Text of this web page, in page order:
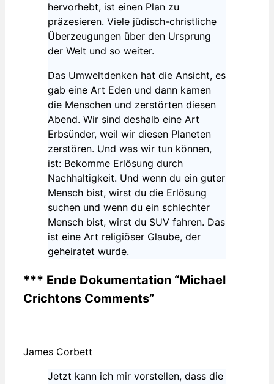
hervorhebt, ist einen Plan zu
präzesieren. Viele jüdisch-christliche
Überzeugungen über den Ursprung
der Welt und so weiter.
Das Umweltdenken hat die Ansicht, es
gab eine Art Eden und dann kamen
die Menschen und zerstörten diesen
Abend. Wir sind deshalb eine Art
Erbsünder, weil wir diesen Planeten
zerstören. Und was wir tun können,
ist: Bekomme Erlösung durch
Nachhaltigkeit. Und wenn du ein guter
Mensch bist, wirst du die Erlösung
suchen und wenn du ein schlechter
Mensch bist, wirst du SUV fahren. Das
ist eine Art religiöser Glaube, der
geheiratet wurde.
*** Ende Dokumentation “Michael
Crichtons Comments”
James Corbett
Jetzt kann ich mir vorstellen, dass die